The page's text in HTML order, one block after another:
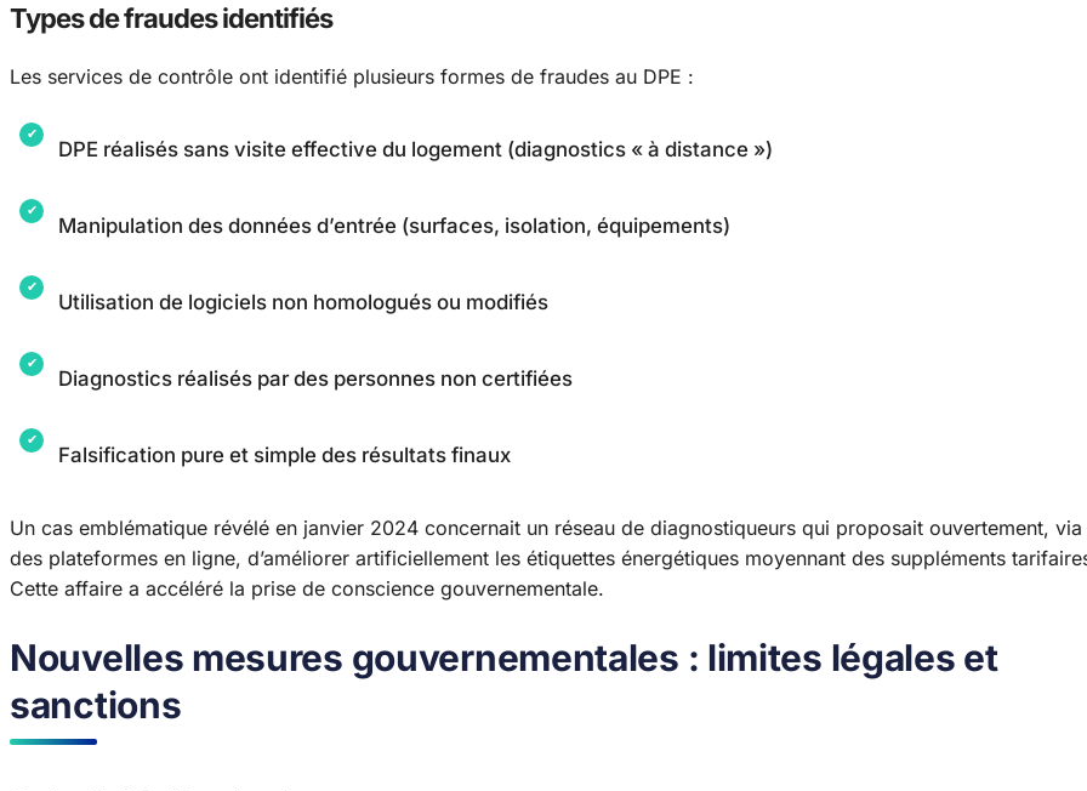
Types de fraudes identifiés
Les services de contrôle ont identifié plusieurs formes de fraudes au DPE :
DPE réalisés sans visite effective du logement (diagnostics « à distance »)
Manipulation des données d’entrée (surfaces, isolation, équipements)
Utilisation de logiciels non homologués ou modifiés
Diagnostics réalisés par des personnes non certifiées
Falsification pure et simple des résultats finaux
Un cas emblématique révélé en janvier 2024 concernait un réseau de diagnostiqueurs qui proposait ouvertement, via
des plateformes en ligne, d’améliorer artificiellement les étiquettes énergétiques moyennant des suppléments
Cette affaire a accéléré la prise de conscience gouvernementale.
Nouvelles mesures gouvernementales : limites légales et
sanctions